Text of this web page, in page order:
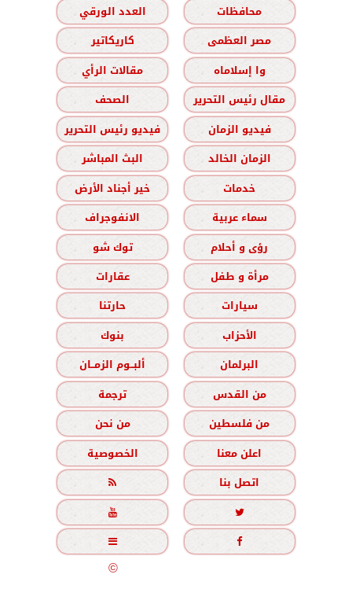
محافظات
العدد الورقي
مصر العظمى
كاريكاتير
وا إسلاماه
مقالات الرأي
مقال رئيس التحرير
الصحف
فيديو الزمان
فيديو رئيس التحرير
الزمان الخالد
البث المباشر
خدمات
خير أجناد الأرض
سماء عربية
الانفوجراف
رؤى و أحلام
توك شو
مرأة و طفل
عقارات
سيارات
حارتنا
الأحزاب
بنوك
البرلمان
ألبــوم الزمــان
من القدس
ترجمة
من فلسطين
من نحن
اعلن معنا
الخصوصية
اتصل بنا





جميع الحقوق محفوظة©